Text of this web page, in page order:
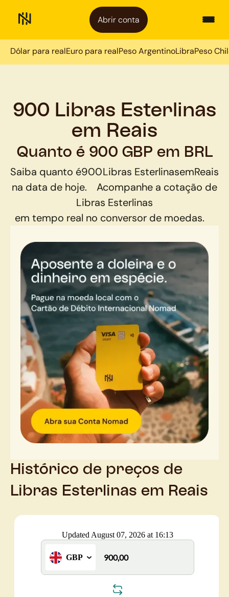
Abrir conta
Dólar para realEuro para realPeso ArgentinoLibraPeso
900 Libras Esterlinas
em Reais
Quanto é 900 GBP em BRL
Saiba quanto é900Libras EsterlinasemReais
na data de hoje.
Acompanhe a cotação de
Libras Esterlinas
em tempo real no conversor de moedas.
Histórico de preços de
Libras Esterlinas em Reais